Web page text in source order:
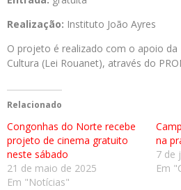
Realização: Instituto João Ayres
O projeto é realizado com o apoio da
Cultura (Lei Rouanet), através do
Relacionado
Congonhas do Norte recebe
projeto de cinema gratuito
neste sábado
21 de maio de 2025
Em "Notícias"
na
7 de
Em